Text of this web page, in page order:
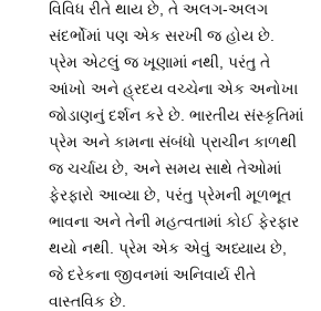
વિવિધ રીતે થાય છે, તે અલગ-અલગ
સંદર્ભોમાં પણ એક સરખી જ હોય છે.
પ્રેમ એટલું જ ખૂણામાં નથી, પરંતુ તે
આંખો અને હ્રદય વચ્ચેના એક અનોખા
જોડાણનું દર્શન કરે છે. ભારતીય સંસ્કૃતિમાં
પ્રેમ અને કામના સંબંધો પ્રાચીન કાળથી
જ ચર્ચાય છે, અને સમય સાથે તેઓમાં
ફેરફારો આવ્યા છે, પરંતુ પ્રેમની મૂળભૂત
ભાવના અને તેની મહત્વતામાં કોઈ ફેરફાર
થયો નથી. પ્રેમ એક એવું અધ્યાય છે,
જે દરેકના જીવનમાં અનિવાર્ય રીતે
વાસ્તવિક છે.